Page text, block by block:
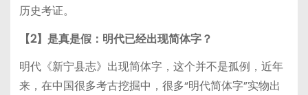
历史考证。
【2】是真是假：明代已经出现简体字？
明代《新宁县志》出现简体字，这个并不是孤例，近年
来，在中国很多考古挖掘中，很多“明代简体字”实物出